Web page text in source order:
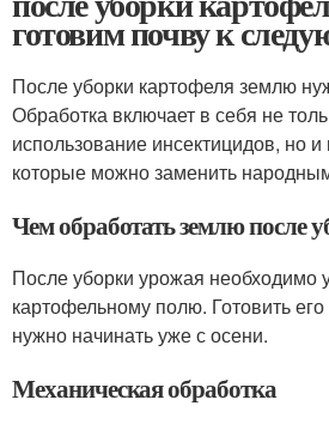
готовим почву к
После уборки картофеля землю
Обработка включает в себя не
использование инсектицидов, но
которые можно заменить
Чем обработать землю после
После уборки урожая необходимо
картофельному полю. Готовить
нужно начинать уже с осени.
Механическая обработка